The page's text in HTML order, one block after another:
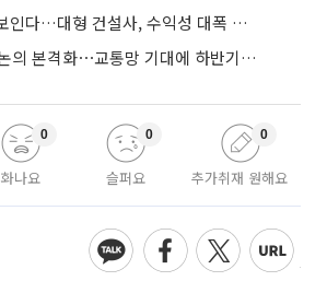
'고원가 터널' 끝 보인다…대형 건설사, 수익성 대폭 개선
부울경 메가시티 논의 본격화⋯교통망 기대에 하반기 분양시장 '주목'
화나요
0
슬퍼요
0
추가취재 원해요
0